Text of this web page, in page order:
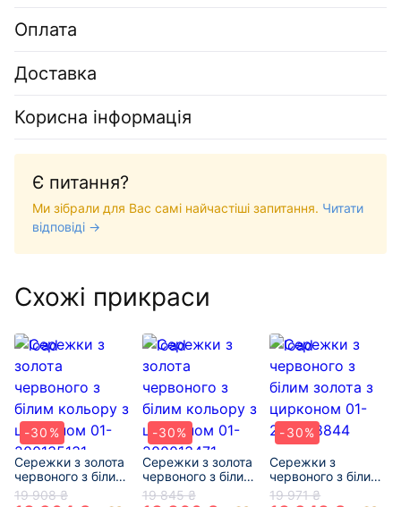
Оплата
Доставка
Корисна інформація
Є питання?
Ми зібрали для Вас самі найчастіші запитання. Читати
відповіді →
Схожі прикраси
-30%
Сережки з золота
червоного з білим
кольору з
19 908 ₴
-30%
Сережки з золота
червоного з білим
кольору з
19 845 ₴
-30%
Сережки з
червоного з білим
золота з цирконом
19 971 ₴